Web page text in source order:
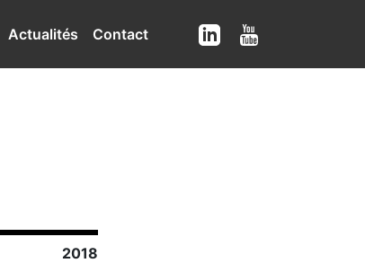
Actualités Contact
2018